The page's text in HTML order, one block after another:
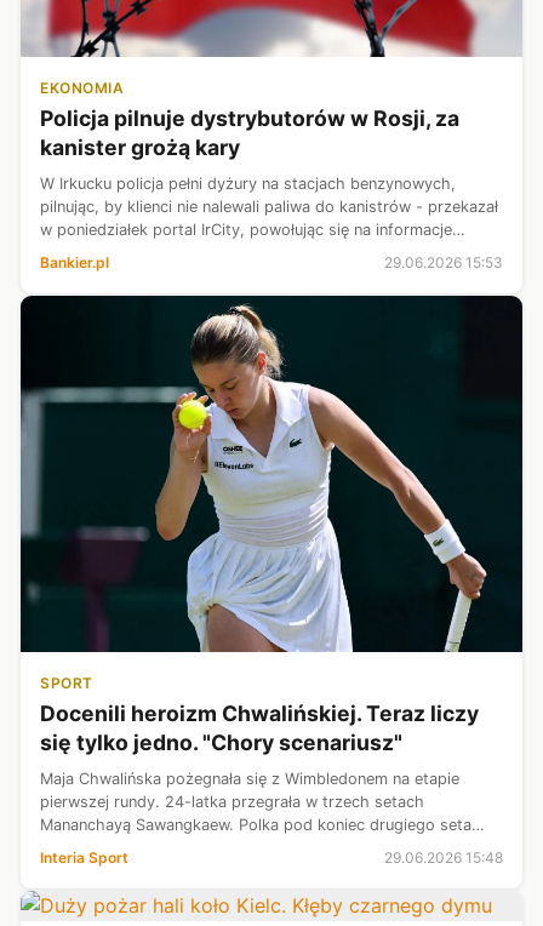
EKONOMIA
Policja pilnuje dystrybutorów w Rosji, za
kanister grożą kary
W Irkucku policja pełni dyżury na stacjach benzynowych,
pilnując, by klienci nie nalewali paliwa do kanistrów - przekazał
w poniedziałek portal IrCity, powołując się na informacje
Bankier.pl 29.06.2026 15:53
SPORT
Docenili heroizm Chwalińskiej. Teraz liczy
się tylko jedno. "Chory scenariusz"
Maja Chwalińska pożegnała się z Wimbledonem na etapie
pierwszej rundy. 24-latka przegrała w trzech setach
Mananchayą Sawangkaew. Polka pod koniec drugiego seta
nabawiła się urazu, gdy była o krok od zwycięstwa. Tenisowi
eksperci zgodnie podkreślili, ...
Interia Sport 29.06.2026 15:48